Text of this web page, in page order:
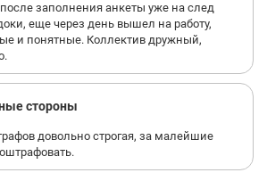
заполнения анкеты уже на след
еще через день вышел на работу,
и понятные. Коллектив дружный,
стороны
довольно строгая, за малейшие